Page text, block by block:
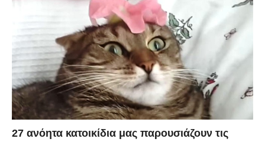
27 ανόητα κατοικίδια μας παρουσιάζουν τις